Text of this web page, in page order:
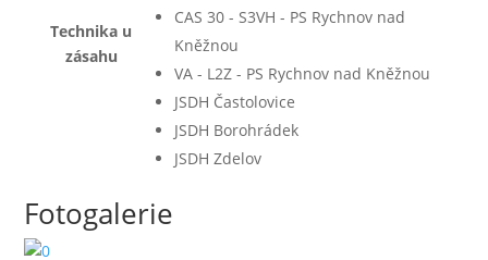
Technika u
zásahu
CAS 30 - S3VH - PS Rychnov nad
Kněžnou
VA - L2Z - PS Rychnov nad Kněžnou
JSDH Častolovice
JSDH Borohrádek
JSDH Zdelov
Fotogalerie